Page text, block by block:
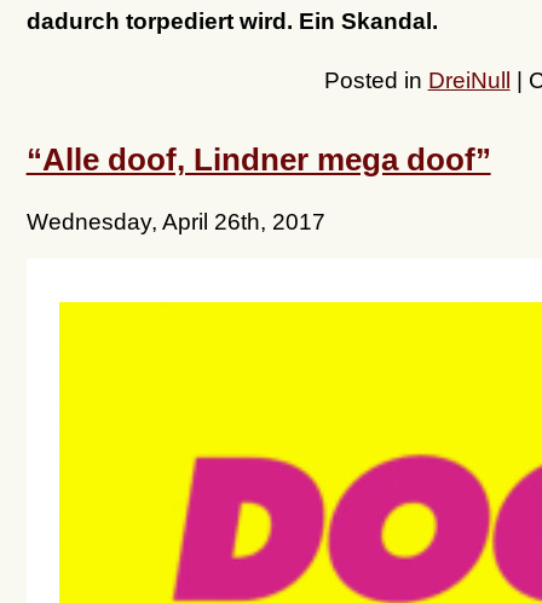
dadurch torpediert wird. Ein Skandal.
Posted in DreiNull |
“Alle doof, Lindner mega doof”
Wednesday, April 26th, 2017